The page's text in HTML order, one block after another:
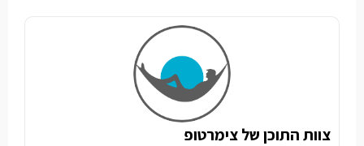
צוות התוכן של צימרטופ